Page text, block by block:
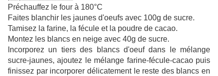
Préchauffez le four à 180°C
Faites blanchir les jaunes d'oeufs avec 100g de sucre.
Tamisez la farine, la fécule et la poudre de cacao.
Montez les blancs en neige avec 40g de sucre.
Incorporez un tiers des blancs d'oeuf dans le mélange
sucre-jaunes, ajoutez le mélange farine-fécule-cacao puis
finissez par incorporer délicatement le reste des blancs en